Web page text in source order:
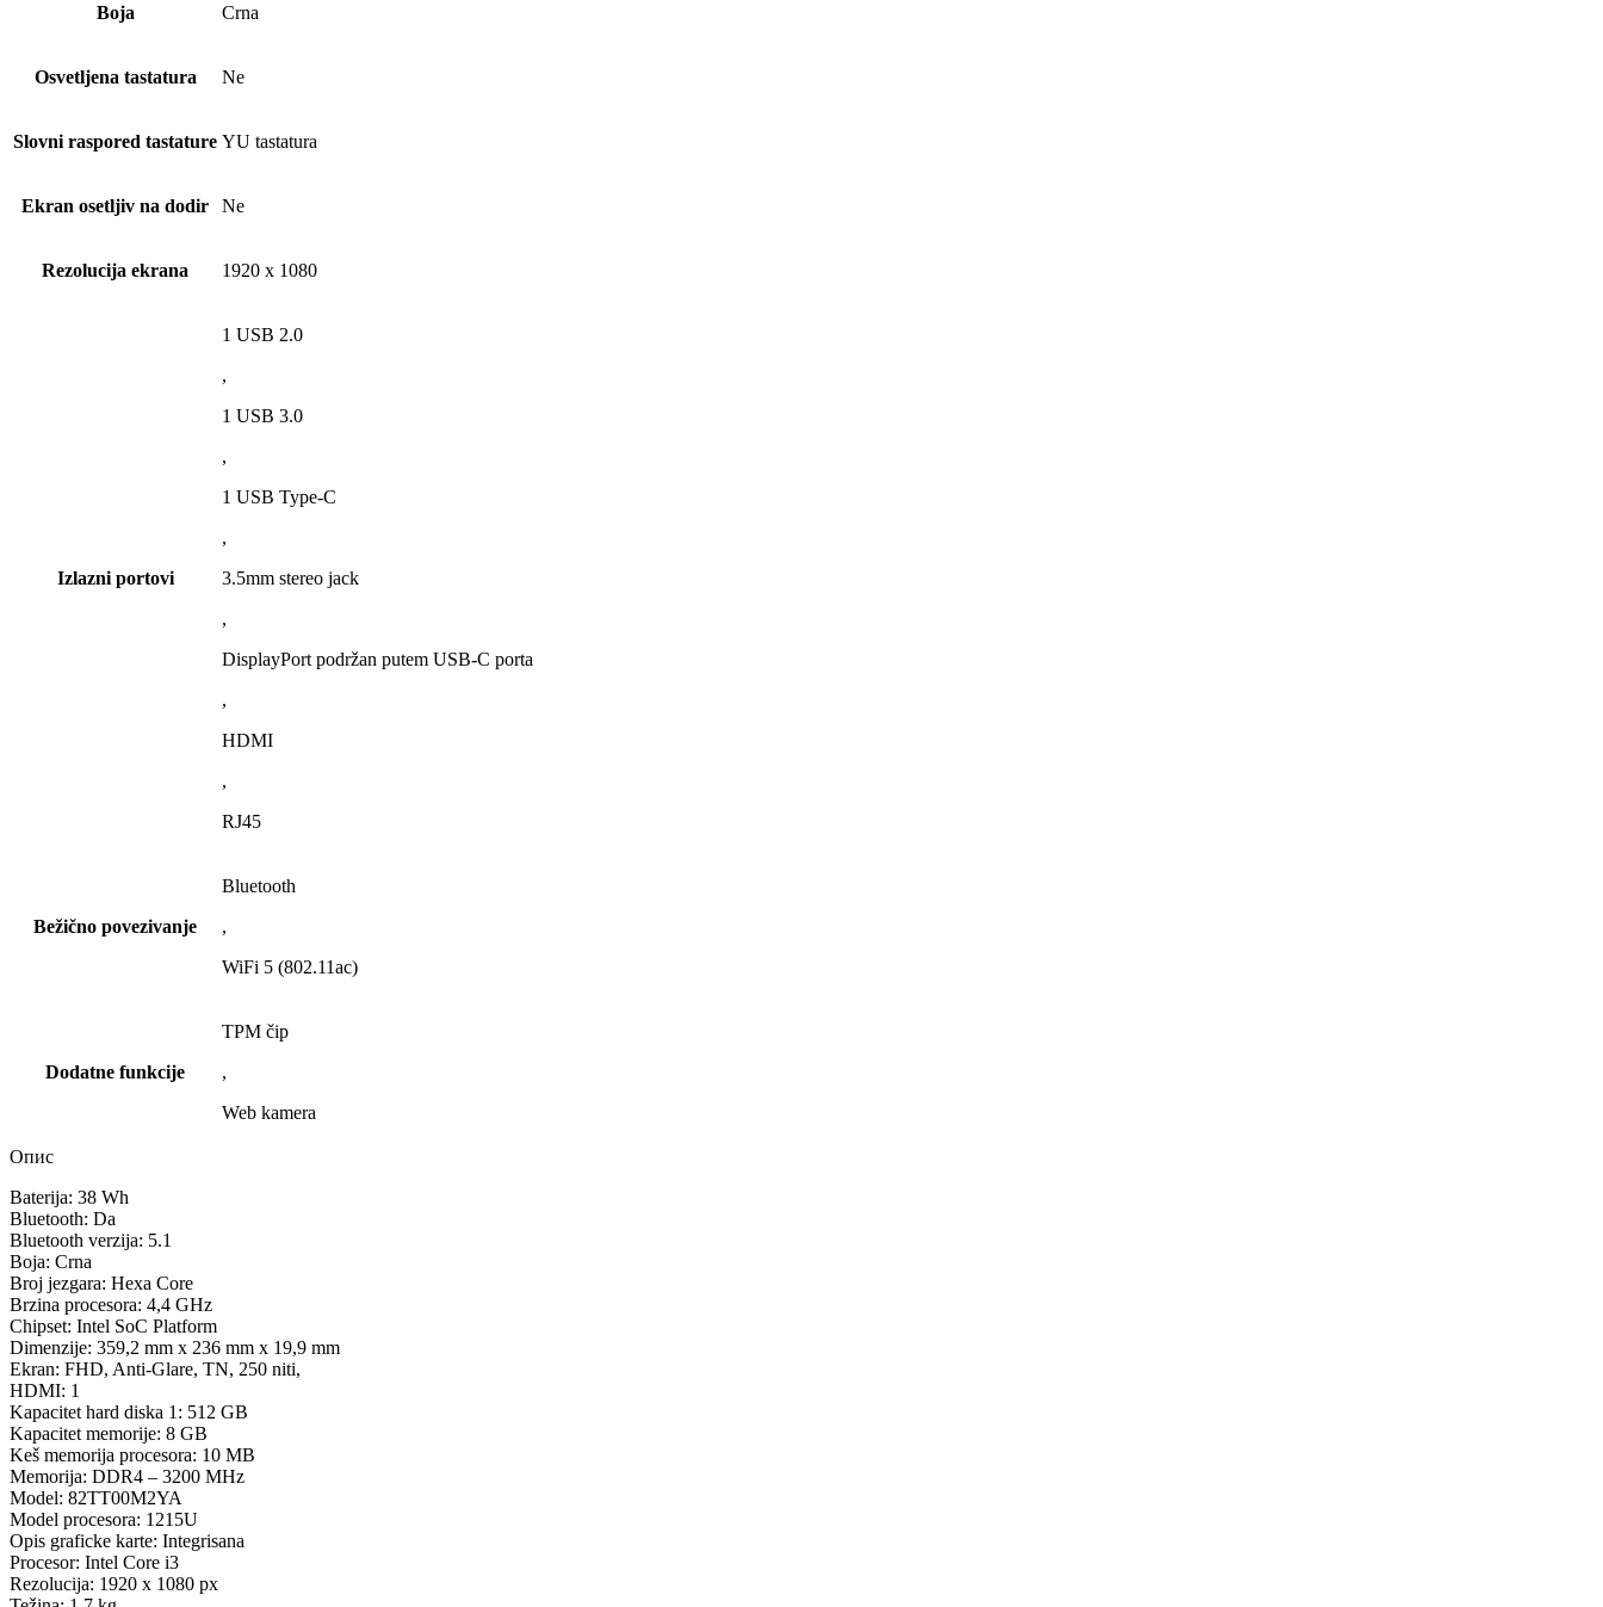
Boja Crna
Osvetljena tastatura Ne
Slovni raspored tastature YU tastatura
Ekran osetljiv na dodir Ne
Rezolucija ekrana 1920 x 1080
Izlazni portovi
1 USB 2.0
,
1 USB 3.0
,
1 USB Type-C
,
3.5mm stereo jack
,
DisplayPort podržan putem USB-C porta
,
HDMI
,
RJ45
Bežično povezivanje
Bluetooth
,
WiFi 5 (802.11ac)
Dodatne funkcije
TPM čip
,
Web kamera
Опис
Baterija: 38 Wh
Bluetooth: Da
Bluetooth verzija: 5.1
Boja: Crna
Broj jezgara: Hexa Core
Brzina procesora: 4,4 GHz
Chipset: Intel SoC Platform
Dimenzije: 359,2 mm x 236 mm x 19,9 mm
Ekran: FHD, Anti-Glare, TN, 250 niti,
HDMI: 1
Kapacitet hard diska 1: 512 GB
Kapacitet memorije: 8 GB
Keš memorija procesora: 10 MB
Memorija: DDR4 – 3200 MHz
Model: 82TT00M2YA
Model procesora: 1215U
Opis graficke karte: Integrisana
Procesor: Intel Core i3
Rezolucija: 1920 x 1080 px